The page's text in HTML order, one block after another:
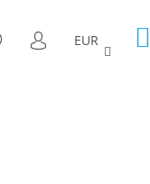
HĽADAŤ
PRIHLÁSENIE
EUR